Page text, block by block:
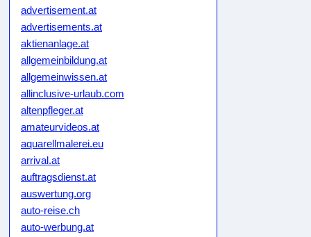
advertisement.at
advertisements.at
aktienanlage.at
allgemeinbildung.at
allgemeinwissen.at
allinclusive-urlaub.com
altenpfleger.at
amateurvideos.at
aquarellmalerei.eu
arrival.at
auftragsdienst.at
auswertung.org
auto-reise.ch
auto-werbung.at